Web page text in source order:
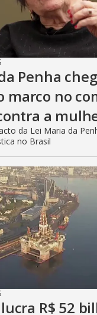
Penha
marco no
a
da Lei Maria da
no Brasil
R$ 52